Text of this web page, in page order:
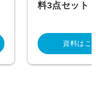
料3点セット
資料はこ